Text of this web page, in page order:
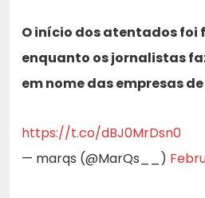
O início dos atentados foi
enquanto os jornalistas
em nome das empresas
https://t.co/dBJ0MrDsn0
— marqs (@MarQs__)